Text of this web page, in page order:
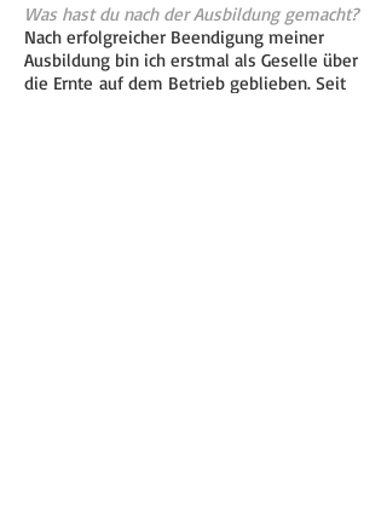
Was hast du nach der Ausbildung gemacht?
Nach erfolgreicher Beendigung meiner
Ausbildung bin ich erstmal als Geselle über
die Ernte auf dem Betrieb geblieben. Seit